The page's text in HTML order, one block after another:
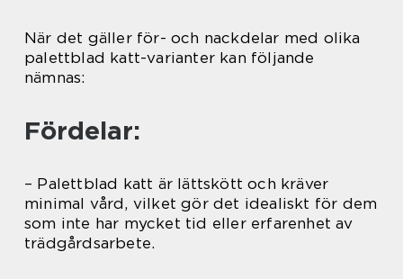
När det gäller för- och nackdelar med olika
palettblad katt-varianter kan följande
nämnas:
Fördelar:
– Palettblad katt är lättskött och kräver
minimal vård, vilket gör det idealiskt för dem
som inte har mycket tid eller erfarenhet av
trädgårdsarbete.